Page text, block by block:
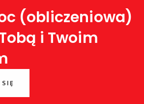
(obliczeniowa)
i Twoim
SIĘ